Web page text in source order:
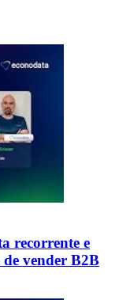
recorrente e
vender B2B